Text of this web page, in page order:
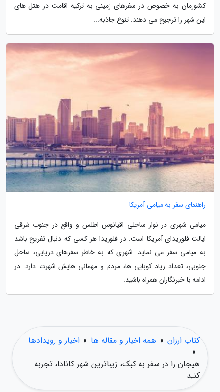
کشورمان به خصوص در سفرهای زمینی به ترکیه اقامت در هتل های
این شهر را ترجیح می دهند. تنوع جاذبه...
راهنمای سفر به میامی آمریکا
میامی شهری در نوار ساحلی اقیانوس اطلس و واقع در جنوب شرقی
ایالت فلوریدای آمریکا است. در فلوریدا هر کسی که دنبال تفریح باشد
به میامی سفر می نماید. شهری که به خاطر سفرهای دریایی، ساحل
جنوبی، تعداد زیاد کوبایی ها، مردم و مهمانی هایش شهرت دارد. در
ادامه با خبرنگاران همراه باشید.
کتاب ارزان » همه اخبار و مقاله ها » اخبار و رویدادها
»
هیجان را در سفر به کبک، زیباترین شهر کانادا، تجربه
کنید